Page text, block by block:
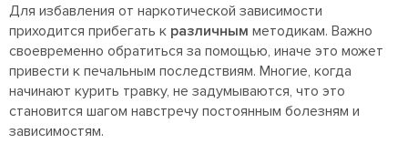
Для избавления от наркотической зависимости
приходится прибегать к различным методикам. Важно
своевременно обратиться за помощью, иначе это может
привести к печальным последствиям. Многие, когда
начинают курить травку, не задумываются, что это
становится шагом навстречу постоянным болезням и
зависимостям.